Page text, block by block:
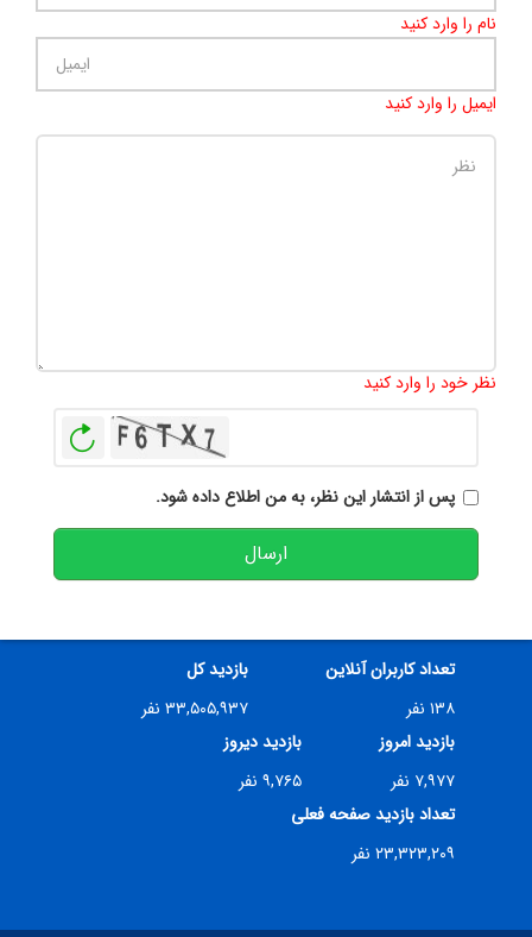
نام را وارد کنید
ایمیل را وارد کنید
نظر خود را وارد کنید
پس از انتشار این نظر، به من اطلاع داده شود.
ارسال
تعداد کاربران آنلاین
۱۳۸ نفر
بازدید کل
۳۳,۵۰۵,۹۳۷ نفر
بازدید امروز
۷,۹۷۷ نفر
بازدید دیروز
۹,۷۶۵ نفر
تعداد بازدید صفحه فعلی
۲۳,۳۲۳,۲۰۹ نفر